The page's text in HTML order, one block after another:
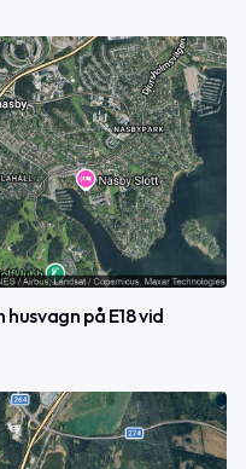
på E18 vid